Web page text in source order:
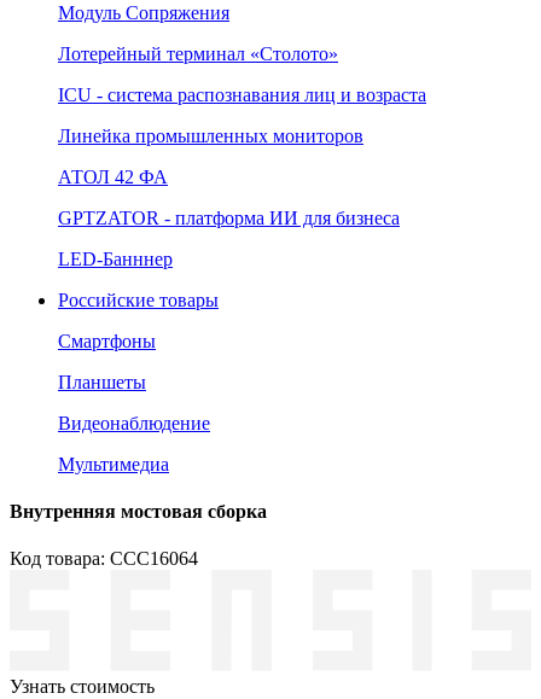
Модуль Сопряжения
Лотерейный терминал «Столото»
ICU - система распознавания лиц и возраста
Линейка промышленных мониторов
АТОЛ 42 ФА
GPTZATOR - платформа ИИ для бизнеса
LED-Банннер
Российские товары
Смартфоны
Планшеты
Видеонаблюдение
Мультимедиа
Внутренняя мостовая сборка
Код товара: ССС16064
Узнать стоимость